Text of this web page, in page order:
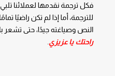
فكل ترجمة نقدمها لعملائنا تلبي
للترجمة، أما إذا لم تكن راضيًا
النص وصياغته جيدًا، حتى تشعر
راحتك يا عزيزي